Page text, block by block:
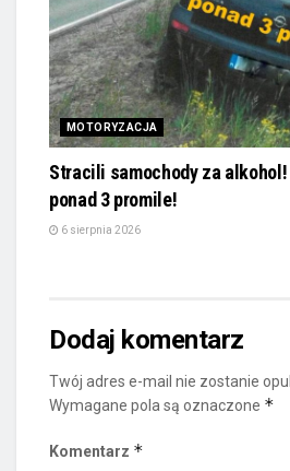
MOTORYZACJA
Stracili samochody za
ponad 3 promile!
6 sierpnia 2026
Dodaj komentarz
Twój adres e-mail nie zostanie
Wymagane pola są oznaczone *
Komentarz *